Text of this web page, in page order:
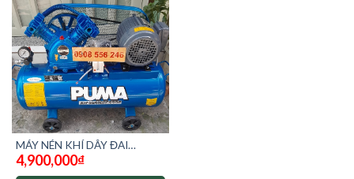
MÁY NÉN KHÍ DÂY ĐAI
PUMA 1hp 75 LÍT
4,900,000₫